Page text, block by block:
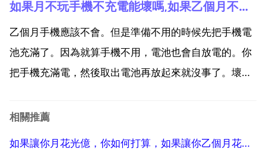
得愛的抓緊送她張飛機票。法律如何判加班影響家庭關
係 兩者有一定的聯絡，但不是必然的。一 加班是勞動
人事關...
如果月不玩手機不充電能壞嗎,如果乙個月不玩手機不充電能壞嗎？
乙個月手機應該不會。但是準備不用的時候先把手機電
池充滿了。因為就算手機不用，電池也會自放電的。你
把手機充滿電，然後取出電池再放起來就沒事了。壞不
電會壞嗎 電池充滿電，關機，放一月沒有問題，二月還
相關推薦
如果讓你月花光億，你如何打算，如果讓你乙個月花光10個億，你如何打算